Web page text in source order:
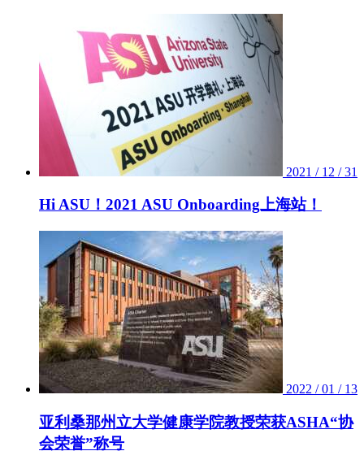
2021 / 12 / 31
Hi ASU！2021 ASU Onboarding上海站！
2022 / 01 / 13
亚利桑那州立大学健康学院教授荣获ASHA“协
会荣誉”称号